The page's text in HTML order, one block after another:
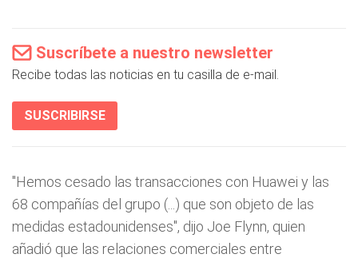
Suscríbete a nuestro newsletter
Recibe todas las noticias en tu casilla de e-mail.
SUSCRIBIRSE
"Hemos cesado las transacciones con Huawei y las
68 compañías del grupo (...) que son objeto de las
medidas estadounidenses", dijo Joe Flynn, quien
añadió que las relaciones comerciales entre